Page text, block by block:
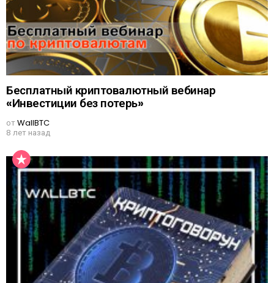
Бесплатный криптовалютный вебинар
«Инвестиции без потерь»
отWallBTC
8 лет назад